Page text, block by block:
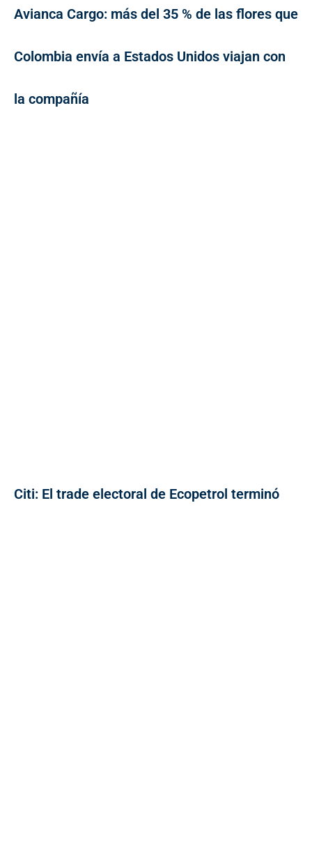
Avianca Cargo: más del 35 % de las flores que
Colombia envía a Estados Unidos viajan con
la compañía
Citi: El trade electoral de Ecopetrol terminó